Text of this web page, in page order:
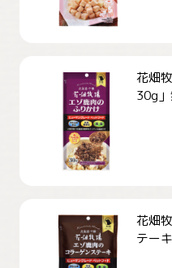
花畑
30g
花畑
テー